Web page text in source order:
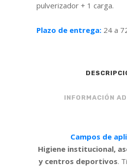
pulverizador + 1 carga.
Plazo de entrega: 24 a
INFORMACIÓN
Campos de
Higiene institucional,
y centros deportivos.